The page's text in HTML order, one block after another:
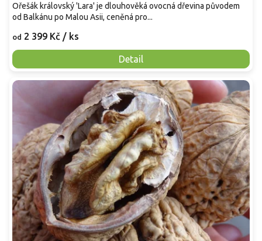
od 2 399 Kč / ks
Detail
Ořešák královský 'Lara' je dlouhověká ovocná dřevina původem
od Balkánu po Malou Asii, ceněná pro...